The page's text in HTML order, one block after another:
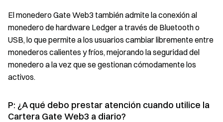
El monedero Gate Web3 también admite la conexión al
monedero de hardware Ledger a través de Bluetooth o
USB, lo que permite a los usuarios cambiar libremente entre
monederos calientes y fríos, mejorando la seguridad del
monedero a la vez que se gestionan cómodamente los
activos.
P: ¿A qué debo prestar atención cuando utilice la
Cartera Gate Web3 a diario?